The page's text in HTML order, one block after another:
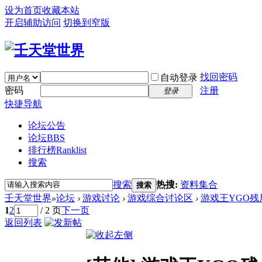
设为首页收藏本站
开启辅助访问 切换到窄版
自动登录 找回密码
密码
登录
注册
快捷导航
论坛公告
论坛BBS
排行榜Ranklist
搜索
搜索 搜索 热搜: 资料集合
壬天堂世界»论坛 › 游戏讨论 › 游戏综合讨论区 › 游戏王YGO残
12 / 2 页下一页
返回列表